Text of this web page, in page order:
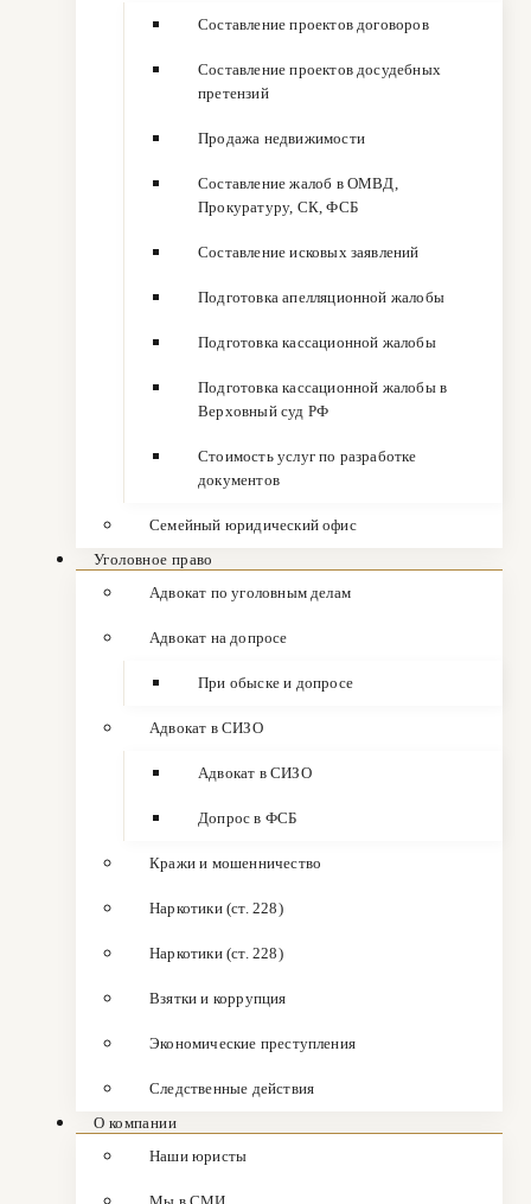
Составление проектов договоров
Составление проектов досудебных
претензий
Продажа недвижимости
Составление жалоб в ОМВД,
Прокуратуру, СК, ФСБ
Составление исковых заявлений
Подготовка апелляционной жалобы
Подготовка кассационной жалобы
Подготовка кассационной жалобы в
Верховный суд РФ
Стоимость услуг по разработке
документов
Семейный юридический офис
Уголовное право
Адвокат по уголовным делам
Адвокат на допросе
При обыске и допросе
Адвокат в СИЗО
Адвокат в СИЗО
Допрос в ФСБ
Кражи и мошенничество
Наркотики (ст. 228)
Наркотики (ст. 228)
Взятки и коррупция
Экономические преступления
Следственные действия
О компании
Наши юристы